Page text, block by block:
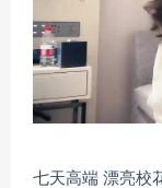
七天高端 漂亮校